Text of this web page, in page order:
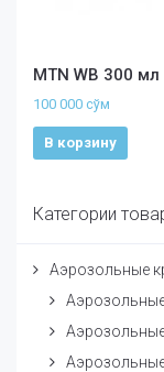
MTN WB 300
100 000 сўм
В корзину
Категории
Аэрозольные